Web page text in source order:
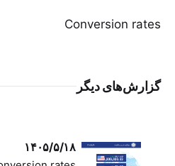
Conversion rates
گزارش‌های دیگر
۱۴۰۵/۵/۱۸